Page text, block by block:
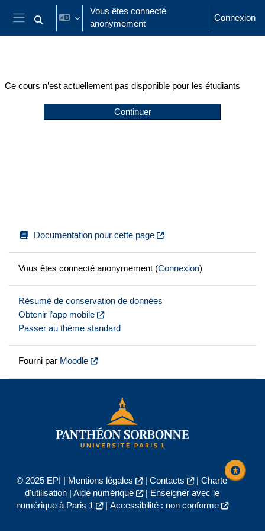
Passer au contenu principal
Panneau latéral
Activer/désactiver la saisie de recherche
Vous êtes connecté
anonymement
Connexion
Ce cours n’est actuellement pas disponible pour les étudiants
Continuer
Documentation pour cette page
Vous êtes connecté anonymement (Connexion)
Résumé de conservation de données
Obtenir l’app mobile
Passer au thème standard
Fourni par Moodle
© 2025 EPI | Mentions légales | Contacts | Charte
d'utilisation| Aide numérique |
Enseigner avec le
numérique à Paris 1
| Accessibilité : non conforme